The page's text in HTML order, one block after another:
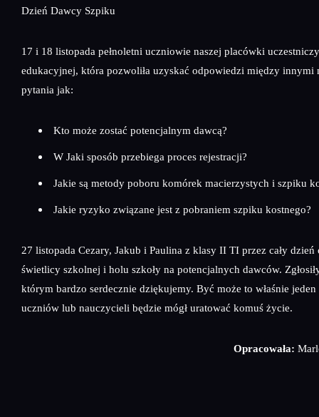
Dzień Dawcy Szpiku
17 i 18 listopada pełnoletni uczniowie naszej placówki
edukacyjnej, która pozwoliła uzyskać odpowiedzi między innymi
pytania jak:
Kto może zostać potencjalnym dawcą?
W Jaki sposób przebiega proces rejestracji?
Jakie są metody poboru komórek macierzystych i szpiku
Jakie ryzyko związane jest z pobraniem szpiku kostnego?
27 listopada Cezary, Jakub i Paulina z klasy II TI przez cały
świetlicy szkolnej i holu szkoły na potencjalnych dawców.
którym bardzo serdecznie dziękujemy. Być może to właśnie jeden
uczniów lub nauczycieli będzie mógł uratować komuś życie.
Opracowała: